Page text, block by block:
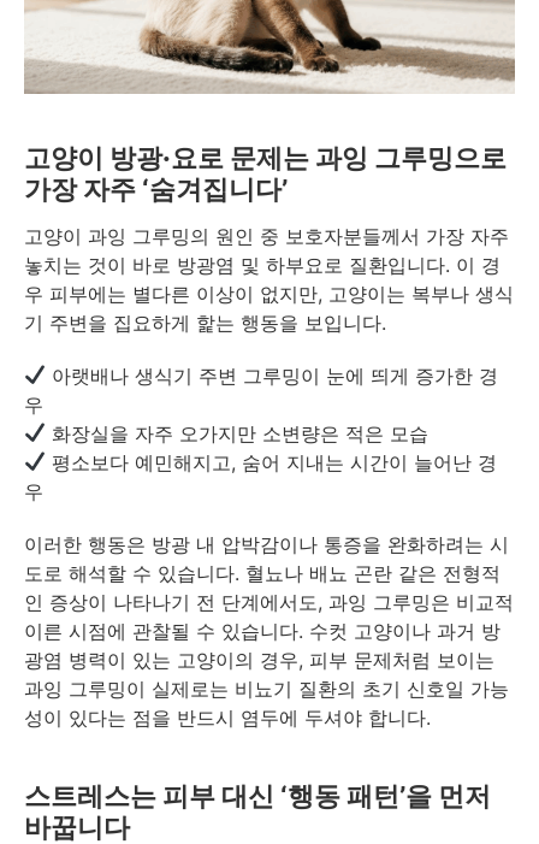
고양이 방광·요로 문제는 과잉 그루밍으로
가장 자주 ‘숨겨집니다’
고양이 과잉 그루밍의 원인 중 보호자분들께서 가장 자주
놓치는 것이 바로 방광염 및 하부요로 질환입니다. 이 경
우 피부에는 별다른 이상이 없지만, 고양이는 복부나 생식
기 주변을 집요하게 핥는 행동을 보입니다.
아랫배나 생식기 주변 그루밍이 눈에 띄게 증가한 경
우
화장실을 자주 오가지만 소변량은 적은 모습
평소보다 예민해지고, 숨어 지내는 시간이 늘어난 경
우
이러한 행동은 방광 내 압박감이나 통증을 완화하려는 시
도로 해석할 수 있습니다. 혈뇨나 배뇨 곤란 같은 전형적
인 증상이 나타나기 전 단계에서도, 과잉 그루밍은 비교적
이른 시점에 관찰될 수 있습니다. 수컷 고양이나 과거 방
광염 병력이 있는 고양이의 경우, 피부 문제처럼 보이는
과잉 그루밍이 실제로는 비뇨기 질환의 초기 신호일 가능
성이 있다는 점을 반드시 염두에 두셔야 합니다.
스트레스는 피부 대신 ‘행동 패턴’을 먼저
바꿉니다